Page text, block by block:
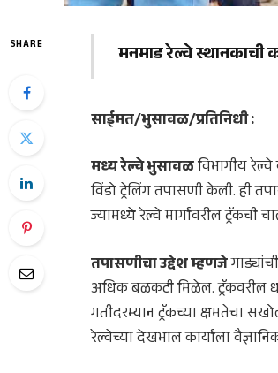
SHARE मनमाड रेल्वे स्थानकाची
साईमत/भुसावळ/प्रतिनिधी :
मध्य रेल्वे भुसावळविभागीय
विंडो ट्रेलिंग तपासणी केली. ही
ज्यामध्ये रेल्वे मार्गावरील ट्रॅकची
तपासणीचा उद्देश म्हणजे
अधिक बळकटी मिळेल. ट्रॅकवरील
गतीदरम्यान ट्रॅकच्या क्षमतेचा
रेल्वेच्या देखभाल कार्याला